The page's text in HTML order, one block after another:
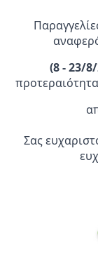
(8 - 23/
Σας